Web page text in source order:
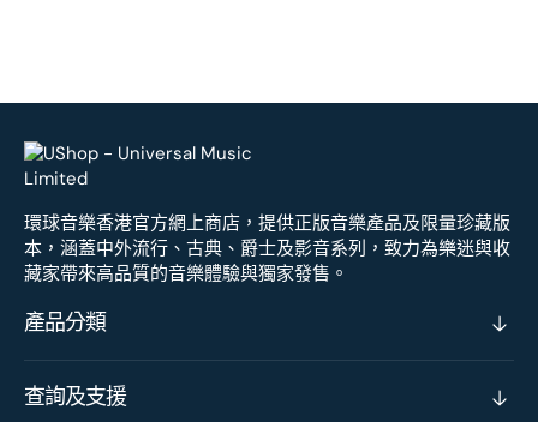
環球音樂香港官方網上商店，提供正版音樂產品及限量珍藏版
本，涵蓋中外流行、古典、爵士及影音系列，致力為樂迷與收
藏家帶來高品質的音樂體驗與獨家發售。
產品分類
查詢及支援